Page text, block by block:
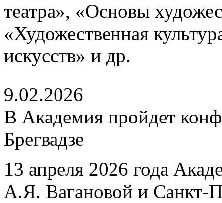
театра», «Основы
«Художественная
искусств» и др.
9.02.2026
В Академия пройдет
Брегвадзе
13 апреля 2026 года
А.Я. Вагановой и Санкт-